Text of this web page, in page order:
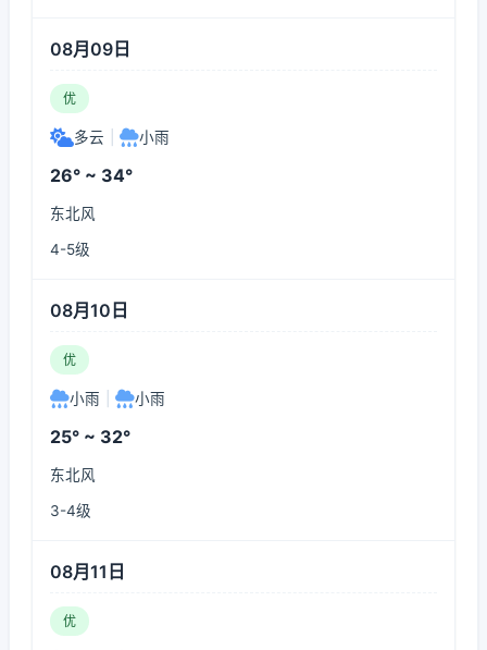
08月09日
优
多云 小雨
26° ~ 34°
东北风
4-5级
08月10日
优
小雨 小雨
25° ~ 32°
东北风
3-4级
08月11日
优